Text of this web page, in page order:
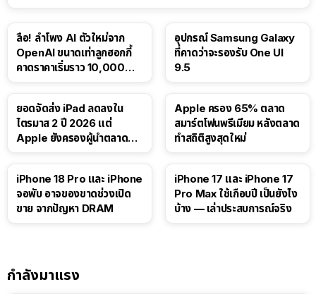
ลือ! ลำโพง AI ตัวใหม่จาก
OpenAI ขนาดเท่าลูกฮอกกี้
คาดราคาเริ่มราว 10,000
อุปกรณ์ Samsung Galaxy
ที่คาดว่าจะรองรับ One UI
9.5
ยอดจัดส่ง iPad ลดลงใน
ไตรมาส 2 ปี 2026 แต่
Apple ยังครองผู้นำตลาด
Apple ครอง 65% ตลาด
สมาร์ตโฟนพรีเมียม หลังตลาด
ทำสถิติสูงสุดใหม่
iPhone 18 Pro และ iPhone
จอพับ อาจของขาดช่วงเปิด
ขาย จากปัญหา DRAM
41:47
iPhone 17 และ iPhone 17
Pro Max ใช้เกือบปี เป็นยังไง
บ้าง — เล่าประสบการณ์จริง
กำลังมาแรง